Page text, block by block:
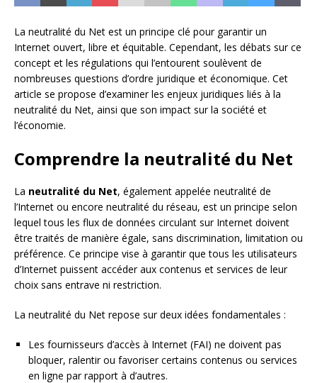
La neutralité du Net est un principe clé pour garantir un
Internet ouvert, libre et équitable. Cependant, les débats sur ce
concept et les régulations qui l’entourent soulèvent de
nombreuses questions d’ordre juridique et économique. Cet
article se propose d’examiner les enjeux juridiques liés à la
neutralité du Net, ainsi que son impact sur la société et
l’économie.
Comprendre la neutralité du Net
La neutralité du Net, également appelée neutralité de
l’Internet ou encore neutralité du réseau, est un principe selon
lequel tous les flux de données circulant sur Internet doivent
être traités de manière égale, sans discrimination, limitation ou
préférence. Ce principe vise à garantir que tous les utilisateurs
d’Internet puissent accéder aux contenus et services de leur
choix sans entrave ni restriction.
La neutralité du Net repose sur deux idées fondamentales :
Les fournisseurs d’accès à Internet (FAI) ne doivent pas
bloquer, ralentir ou favoriser certains contenus ou services
en ligne par rapport à d’autres.